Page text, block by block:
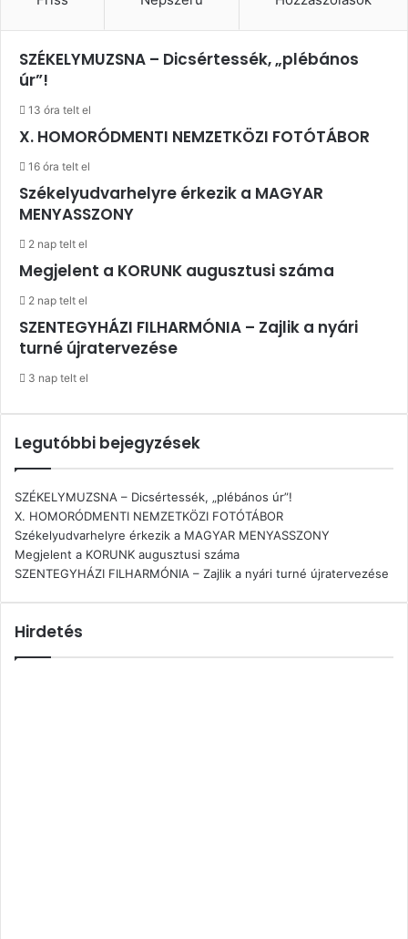
SZÉKELYMUZSNA – Dicsértessék, „plébános
úr”!
13 óra telt el
X. HOMORÓDMENTI NEMZETKÖZI FOTÓTÁBOR
16 óra telt el
Székelyudvarhelyre érkezik a MAGYAR
MENYASSZONY
2 nap telt el
Megjelent a KORUNK augusztusi száma
2 nap telt el
SZENTEGYHÁZI FILHARMÓNIA – Zajlik a nyári
turné újratervezése
3 nap telt el
Legutóbbi bejegyzések
SZÉKELYMUZSNA – Dicsértessék, „plébános úr”!
X. HOMORÓDMENTI NEMZETKÖZI FOTÓTÁBOR
Székelyudvarhelyre érkezik a MAGYAR MENYASSZONY
Megjelent a KORUNK augusztusi száma
SZENTEGYHÁZI FILHARMÓNIA – Zajlik a nyári turné újratervezése
Hirdetés